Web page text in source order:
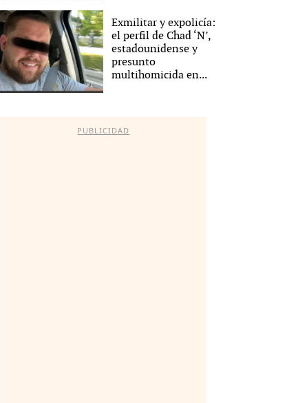
Exmilitar y expolicía:
el perfil de Chad ‘N’,
estadounidense y
presunto
multihomicida en...
PUBLICIDAD